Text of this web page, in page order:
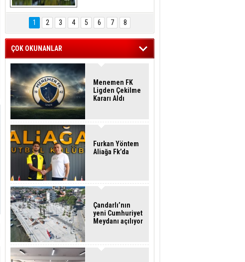
Hasan Eser'in
Objektifinden
1 2 3 4 5 6 7 8
ÇOK OKUNANLAR
Menemen FK
Ligden Çekilme
Kararı Aldı
Furkan Yöntem
Aliağa Fk’da
Çandarlı’nın
yeni Cumhuriyet
Meydanı açılıyor